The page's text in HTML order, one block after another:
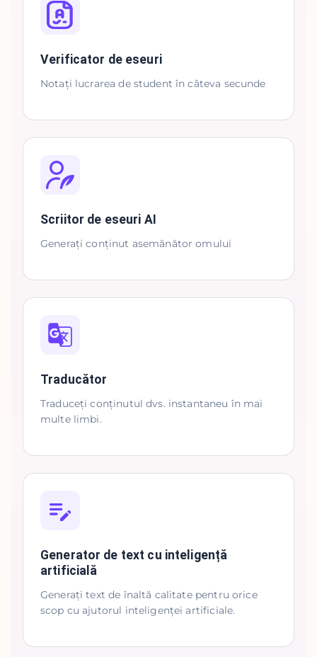
Verificator de eseuri
Notați lucrarea de student în câteva secunde
Scriitor de eseuri AI
Generați conținut asemănător omului
Traducător
Traduceți conținutul dvs. instantaneu în mai
multe limbi.
Generator de text cu inteligență
artificială
Generați text de înaltă calitate pentru orice
scop cu ajutorul inteligenței artificiale.